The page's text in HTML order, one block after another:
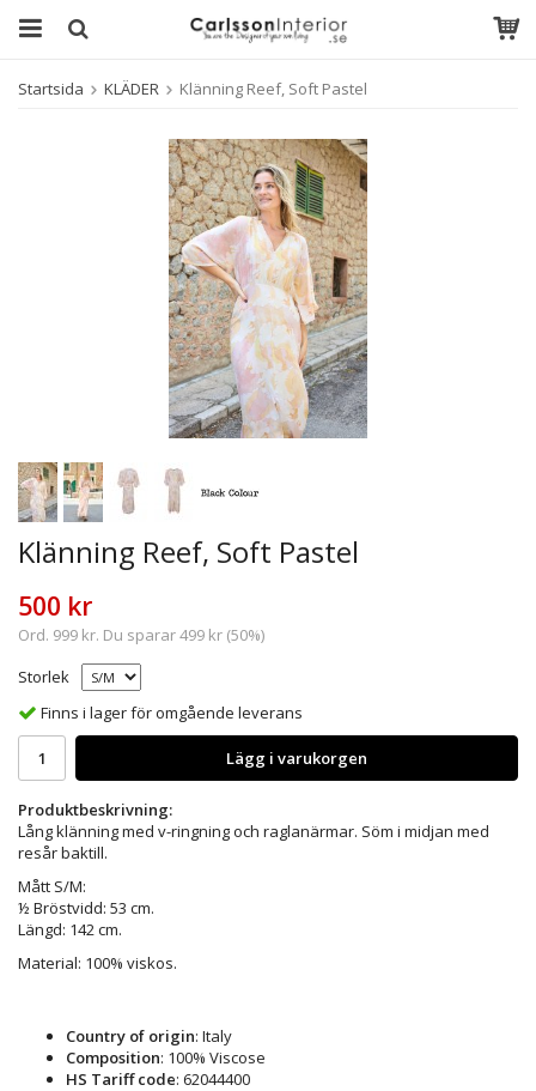
Startsida KLÄDER Klänning Reef, Soft Pastel
Klänning Reef, Soft Pastel
500 kr
Ord. 999 kr. Du sparar499 kr (50%)
Storlek
Finns i lager för omgående leverans
Lägg i varukorgen
Produktbeskrivning:
Lång klänning med v-ringning och raglanärmar. Söm i midjan med
resår baktill.
Mått S/M:
½ Bröstvidd: 53 cm.
Längd: 142 cm.
Material: 100% viskos.
Country of origin: Italy
Composition: 100% Viscose
HS Tariff code: 62044400